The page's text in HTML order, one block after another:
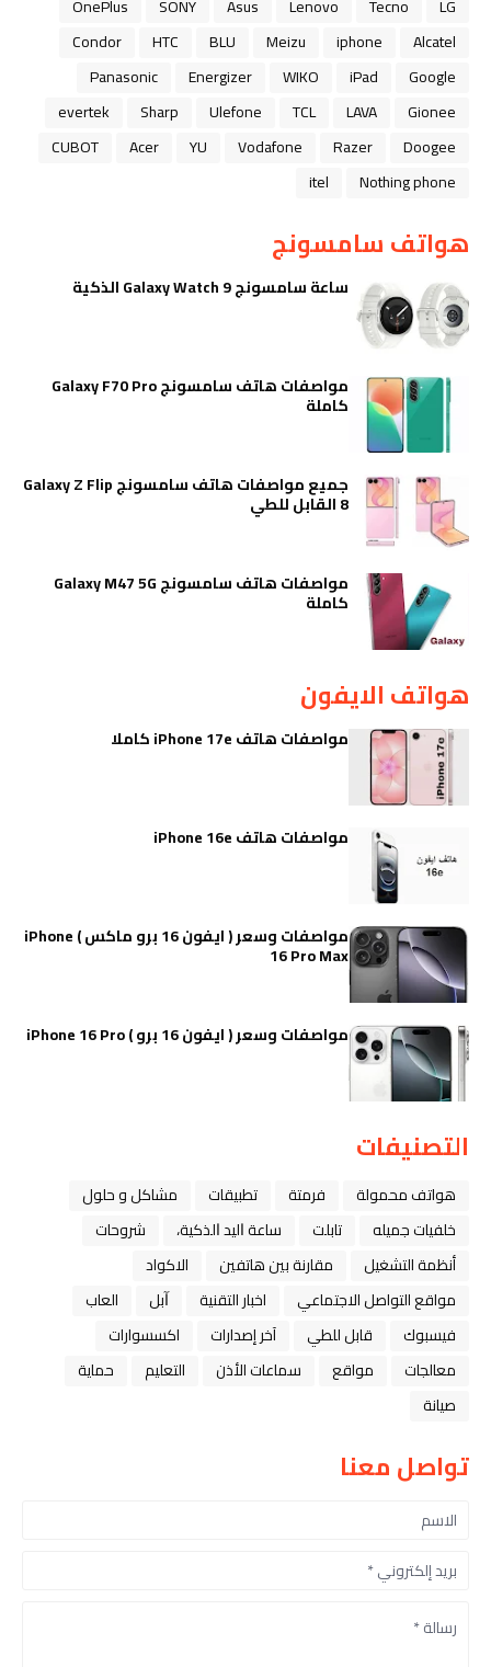
LG
Tecno
Lenovo
Asus
SONY
OnePlus
Alcatel
iphone
Meizu
BLU
HTC
Condor
Google
iPad
WIKO
Energizer
Panasonic
Gionee
LAVA
TCL
Ulefone
Sharp
evertek
Doogee
Razer
Vodafone
YU
Acer
CUBOT
Nothing phone
itel
هواتف سامسونج
ساعة سامسونج Galaxy Watch 9 الذكية
مواصفات هاتف سامسونج Galaxy F70 Pro
كاملة
جميع مواصفات هاتف سامسونج Galaxy Z Flip
8 القابل للطي
مواصفات هاتف سامسونج Galaxy M47 5G
كاملة
هواتف الايفون
مواصفات هاتف iPhone 17e كاملا
مواصفات هاتف iPhone 16e
مواصفات وسعر ( ايفون 16 برو ماكس ) iPhone
16 Pro Max
مواصفات وسعر ( ايفون 16 برو ) iPhone 16 Pro
التصنيفات
هواتف محمولة فرمتة تطبيقات
مشاكل و حلول
خلفيات جميله
تابلت ﺳﺎﻋﺔ ﺍﻟﻴﺪ ﺍﻟﺬﻛﻴﺔ،
شروحات
أنظمة التشغيل
مقارنة بين هاتفين
الاكواد
مواقع التواصل الاجتماعي
اخبار التقنية ﺁﺑﻞ
العاب
فيسبوك
قابل للطي آخر إصدارات
اكسسوارات
معالجات
مواقع سماعات الأذن التعليم
حماية
صيانة
تواصل معنا